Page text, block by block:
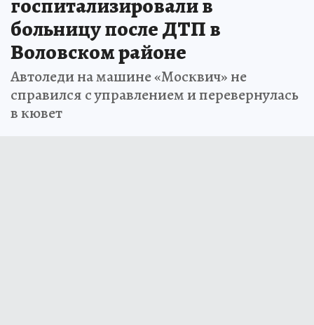
госпитализировали в
больницу после ДТП в
Воловском районе
Автоледи на машине «Москвич» не
справился с управлением и перевернулась
в кювет